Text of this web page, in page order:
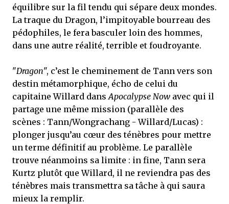
équilibre sur la fil tendu qui sépare deux mondes.
La traque du Dragon, l’impitoyable bourreau des
pédophiles, le fera basculer loin des hommes,
dans une autre réalité, terrible et foudroyante.
"Dragon", c’est le cheminement de Tann vers son
destin métamorphique, écho de celui du
capitaine Willard dans Apocalypse Now avec qui il
partage une même mission (parallèle des
scènes : Tann/Wongrachang - Willard/Lucas) :
plonger jusqu’au cœur des ténèbres pour mettre
un terme définitif au problème. Le parallèle
trouve néanmoins sa limite : in fine, Tann sera
Kurtz plutôt que Willard, il ne reviendra pas des
ténèbres mais transmettra sa tâche à qui saura
mieux la remplir.